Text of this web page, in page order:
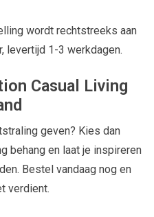
wordt rechtstreeks aan
levertijd 1-3 werkdagen.
Casual Living
geven? Kies dan
behang en laat je inspireren
Bestel vandaag nog en
verdient.